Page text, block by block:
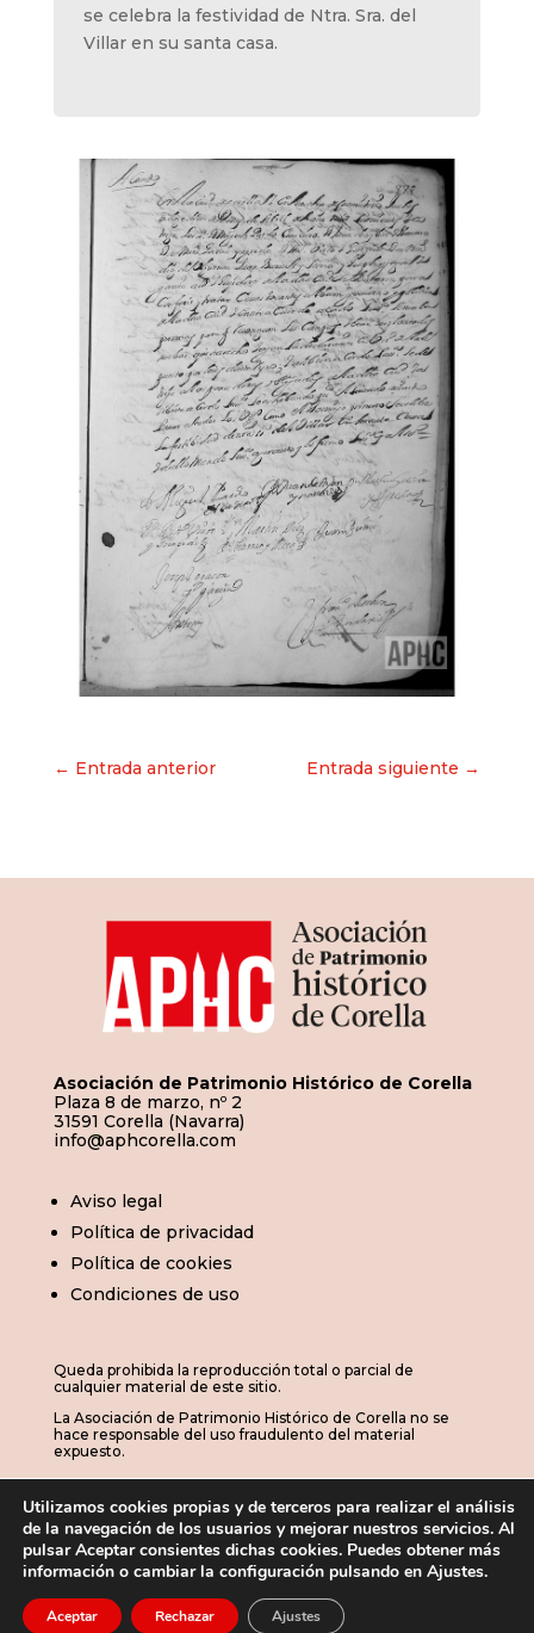
se celebra la festividad de Ntra. Sra. del
Villar en su santa casa.
Navegación
← Entrada anterior Entrada siguiente →
Asociación de Patrimonio Histórico de Corella
Plaza 8 de marzo, nº 2
31591 Corella (Navarra)
info@aphcorella.com
Aviso legal
Política de privacidad
Política de cookies
Condiciones de uso
Queda prohibida la reproducción total o parcial de
cualquier material de este sitio.
La Asociación de Patrimonio Histórico de Corella no se
hace responsable del uso fraudulento del material
expuesto.
© 2026 | APHC · Asociación de Patrimonio
Histórico de Corella

Utilizamos cookies propias y de terceros para realizar el análisis
de la navegación de los usuarios y mejorar nuestros servicios. Al
pulsar Aceptar consientes dichas cookies. Puedes obtener más
información o cambiar la configuración pulsando en Ajustes.
Aceptar Rechazar Ajustes